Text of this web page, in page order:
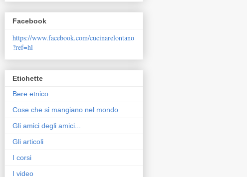
Facebook
https://www.facebook.com/cucinarelontano
?ref=hl
Etichette
Bere etnico
Cose che si mangiano nel mondo
Gli amici degli amici...
Gli articoli
I corsi
I video